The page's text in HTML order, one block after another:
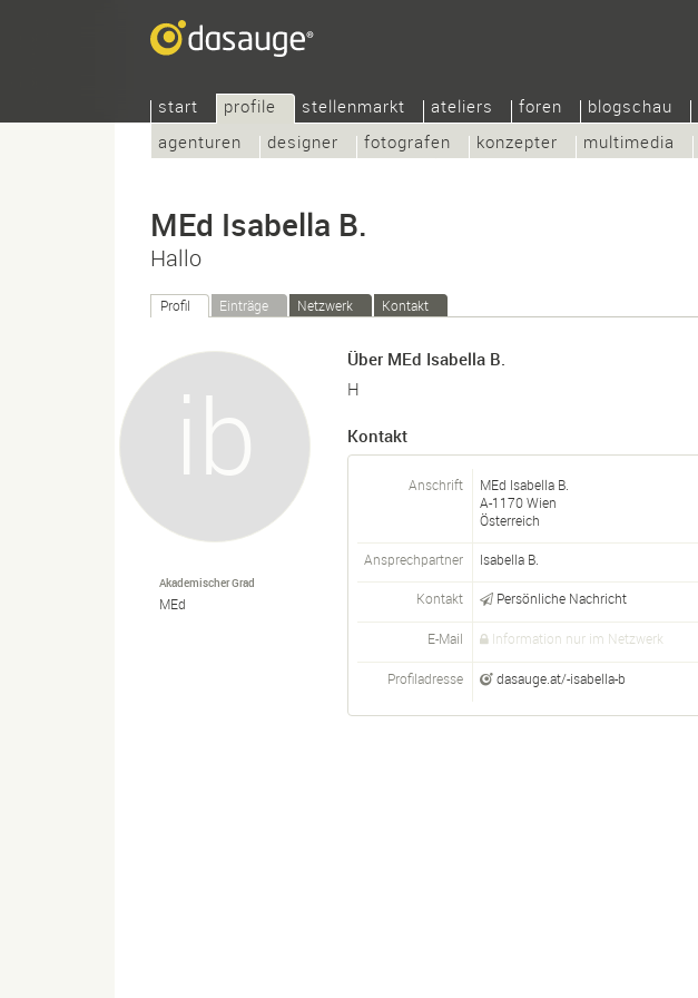
start
profile
agenturen
designer fotografen konzepter multimedia
stellenmarkt ateliers foren blogschau
MEd Isabella B.
Hallo
Profil Einträge Netzwerk Kontakt
Akademischer Grad
MEd
Über MEd Isabella B.
H
Kontakt
Anschrift
MEd Isabella B.
A-1170Wien
Österreich
Ansprechpartner Isabella B.
Kontakt Persönliche Nachricht
E-Mail Information nur im Netzwerk
Profiladresse dasauge.at/-isabella-b